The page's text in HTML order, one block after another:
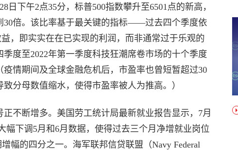
下午2点35分，标普500指数攀升至6501点的新高，
30倍。该比率基于最关键的指标——过去四个季度依
，即实实在在已实现的利润，而非通常过于乐观的
度至2022年第一季度科技狂潮席卷市场的十个季度
情期间及全球金融危机后，市盈率也曾短暂超过30
分母数值缩水，使得市盈率被人为推高。）
不断增多。美国劳工统计局最新就业报告显示，7月
幅下调5月和6月数据，使得过去三个月净增就业岗位
幅的四分之一。海军联邦信贷联盟（Navy Federal